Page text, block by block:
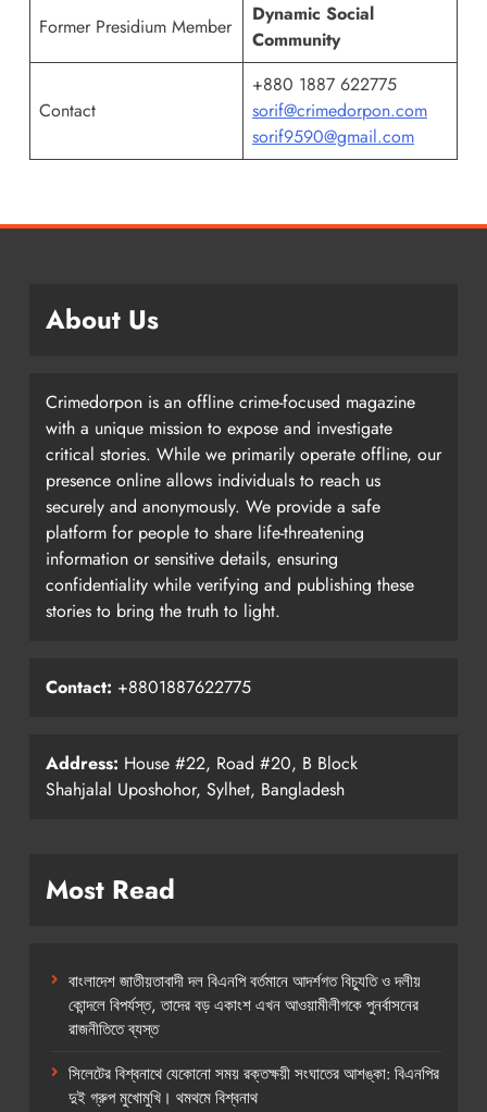
Former Presidium Member
Dynamic Social
Community
Contact
+880 1887 622775
sorif@crimedorpon.com
sorif9590@gmail.com
About Us
Crimedorpon is an offline crime-focused magazine
with a unique mission to expose and investigate
critical stories. While we primarily operate offline, our
presence online allows individuals to reach us
securely and anonymously. We provide a safe
platform for people to share life-threatening
information or sensitive details, ensuring
confidentiality while verifying and publishing these
stories to bring the truth to light.
Contact: +8801887622775
Address: House #22, Road #20, B Block
Shahjalal Uposhohor, Sylhet, Bangladesh
Most Read
বাংলাদেশ জাতীয়তাবাদী দল বিএনপি বর্তমানে আদর্শগত বিচ্যুতি ও দলীয়
কোন্দলে বিপর্যস্ত, তাদের বড় একাংশ এখন আওয়ামীলীগকে পুনর্বাসনের
রাজনীতিতে ব্যস্ত
সিলেটের বিশ্বনাথে যেকোনো সময় রক্তক্ষয়ী সংঘাতের আশঙ্কা: বিএনপির
দুই গ্রুপ মুখোমুখি। থমথমে বিশ্বনাথ